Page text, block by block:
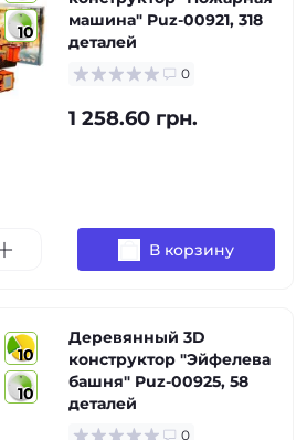
10
машина" Puz-00921, 318
деталей
0
1 258.60 грн.
В корзину
10
10
Деревянный 3D
конструктор "Эйфелева
башня" Puz-00925, 58
деталей
0